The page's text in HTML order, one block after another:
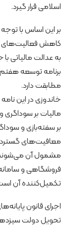
اسلامی قرار گیرد.
بر این اساس با
کاهش فعالیت‌های
به عدالت
مطابقت دارد.
خاندوزی در این
مالیات بر
بر سفته‌بازی و
معافیت‌های گسترده
مشمول آن می‌شوند.
تکمیل‌کننده آن
اجرای قانون
تحویل دولت